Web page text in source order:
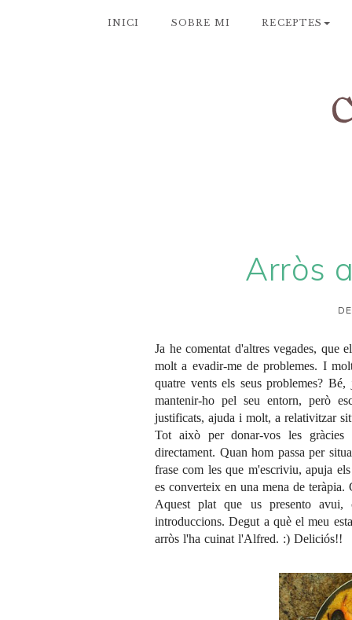
INICI SOBRE MI RECEPTES
Arròs
Ja he comentat d'altres vegades, que
molt a evadir-me de problemes. I
quatre vents els seus problemes?
mantenir-ho pel seu entorn, però
justificats, ajuda i molt, a relativitzar
Tot això per donar-vos les
directament. Quan hom passa per
frase com les que m'escriviu, apuja
es converteix en una mena de teràpia.
Aquest plat que us presento avui,
introduccions. Degut a què el meu
arròs l'ha cuinat l'Alfred. :) Deliciós!!